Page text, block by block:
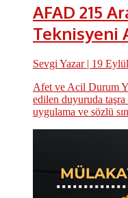
AFAD 215
Teknisyeni
Sevgi Yazar| 19
Afet ve Acil Durum
edilen duyuruda taşra
uygulama ve sözlü